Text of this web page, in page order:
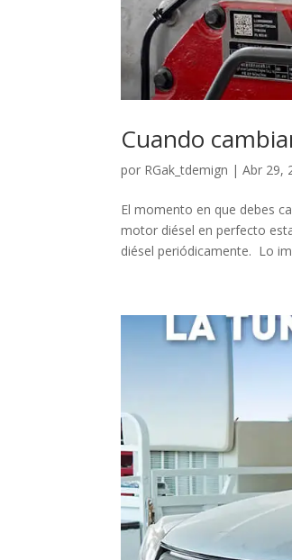
Cuando
por RGak_tdemign |Abr 29,
El momento en que debes
motor diésel en perfecto
diésel periódicamente. Lo